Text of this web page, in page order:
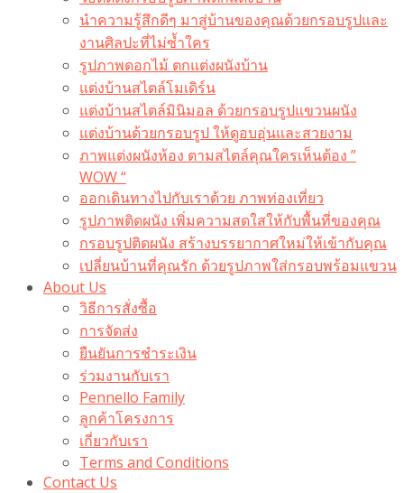
นำความรู้สึกดีๆ มาสู่บ้านของคุณด้วยกรอบรูปและ
งานศิลปะที่ไม่ซ้ำใคร
รูปภาพดอกไม้ ตกแต่งผนังบ้าน
แต่งบ้านสไตล์โมเดิร์น
แต่งบ้านสไตล์มินิมอล ด้วยกรอบรูปแขวนผนัง
แต่งบ้านด้วยกรอบรูป ให้ดูอบอุ่นและสวยงาม
ภาพแต่งผนังห้อง ตามสไตล์คุณใครเห็นต้อง ”
WOW “
ออกเดินทางไปกับเราด้วย ภาพท่องเที่ยว
รูปภาพติดผนัง เพิ่มความสดใสให้กับพื้นที่ของคุณ
กรอบรูปติดผนัง สร้างบรรยากาศใหม่ให้เข้ากับคุณ
เปลี่ยนบ้านที่คุณรัก ด้วยรูปภาพใส่กรอบพร้อมแขวน​
About Us
วิธีการสั่งซื้อ
การจัดส่ง
ยืนยันการชำระเงิน
ร่วมงานกับเรา
Pennello Family
ลูกค้าโครงการ
เกี่ยวกับเรา
Terms and Conditions
Contact Us